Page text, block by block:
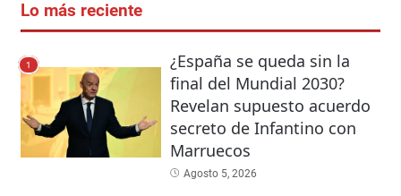
Lo más reciente
1
¿España se queda sin la
final del Mundial 2030?
Revelan supuesto acuerdo
secreto de Infantino con
Marruecos
Agosto 5, 2026